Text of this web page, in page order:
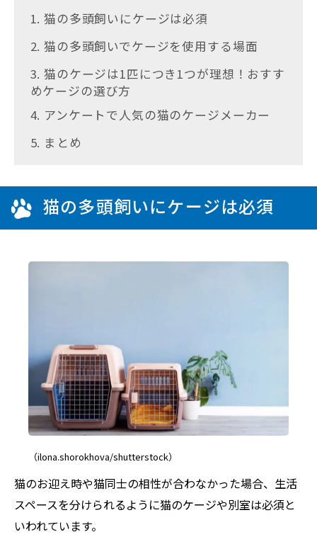
1. 猫の多頭飼いにケージは必須
2. 猫の多頭飼いでケージを使用する場面
3. 猫のケージは1匹につき1つが理想！おすす
めケージの選び方
4. アンケートで人気の猫のケージメーカー
5. まとめ
猫の多頭飼いにケージは必須
（ilona.shorokhova/shutterstock）
猫のお迎え時や猫同士の相性が合わなかった場合、生活
スペースを分けられるように猫のケージや別室は必須と
いわれています。